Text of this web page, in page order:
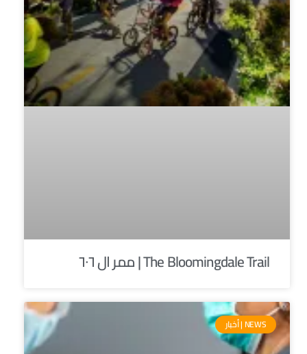
The Bloomingdale Trail | ممر ال ٦٠٦
NEWS | أخبار